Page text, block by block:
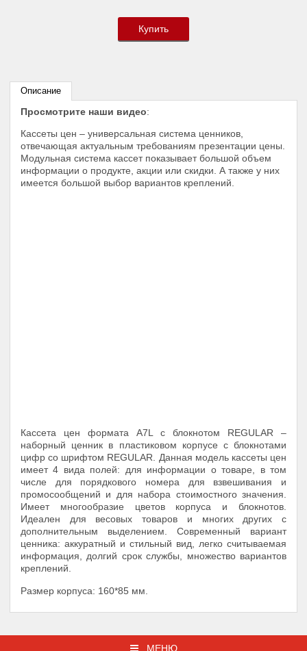
Купить
Описание
Просмотрите наши видео:
Кассеты цен – универсальная система ценников,
отвечающая актуальным требованиям презентации цены.
Модульная система кассет показывает большой объем
информации о продукте, акции или скидки. А также у них
имеется большой выбор вариантов креплений.
Кассета цен формата A7L с блокнотом REGULAR –
наборный ценник в пластиковом корпусе с блокнотами
цифр со шрифтом REGULAR. Данная модель кассеты цен
имеет 4 вида полей: для информации о товаре, в том
числе для порядкового номера для взвешивания и
промосообщений и для набора стоимостного значения.
Имеет многообразие цветов корпуса и блокнотов.
Идеален для весовых товаров и многих других с
дополнительным выделением. Современный вариант
ценника: аккуратный и стильный вид, легко считываемая
информация, долгий срок службы, множество вариантов
креплений.
Размер корпуса: 160*85 мм.
МЕНЮ